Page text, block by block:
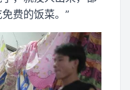
费的饭菜。”